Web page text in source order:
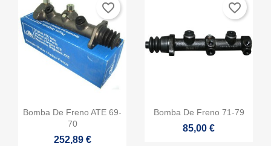
 Vista rápida
Bomba De Freno ATE 69-
70
252,89 €
favorite_border
Vista rápida
Bomba De Freno 71-79
85,00 €
favorite_border